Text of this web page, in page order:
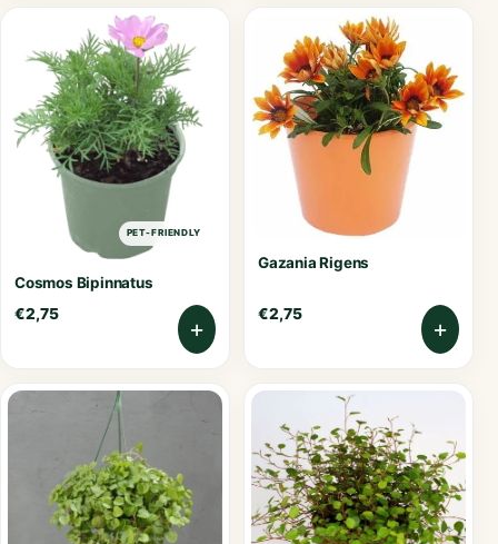
PET-FRIENDLY
Cosmos Bipinnatus
€2,75
+
Gazania Rigens
€2,75
+